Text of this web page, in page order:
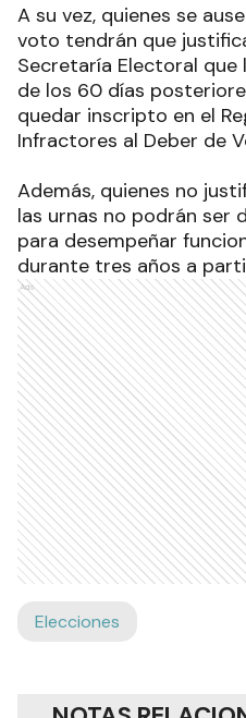
A su vez, quienes se
voto tendrán que
Secretaría Electoral
de los 60 días
quedar inscripto en el
Infractores al Deber de
Además, quienes no
las urnas no podrán ser
para desempeñar
durante tres años a
Ads
Elecciones